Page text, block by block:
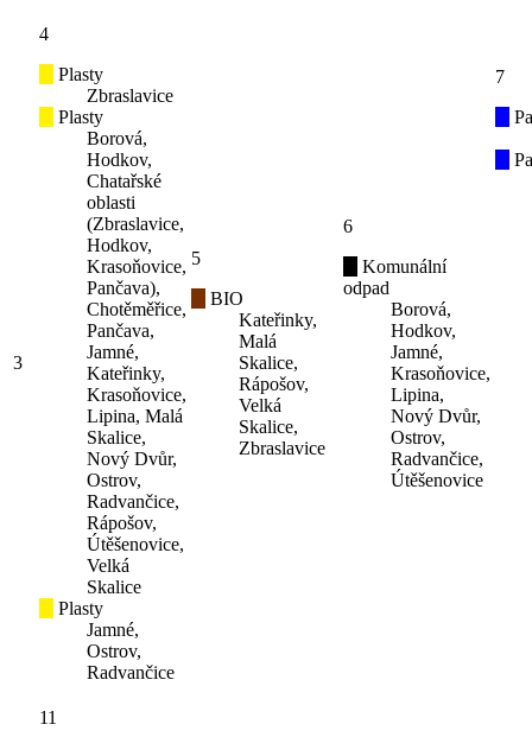
3
4
Plasty
Zbraslavice
Plasty
Borová,
Hodkov,
Chatařské
oblasti
(Zbraslavice,
Hodkov,
Krasoňovice,
Pančava),
Chotěměřice,
Pančava,
Jamné,
Kateřinky,
Krasoňovice,
Lipina, Malá
Skalice,
Nový Dvůr,
Ostrov,
Radvančice,
Rápošov,
Útěšenovice,
Velká
Skalice
Plasty
Jamné,
Ostrov,
Radvančice
5
BIO
Kateřinky,
Malá
Skalice,
Rápošov,
Velká
Skalice,
Zbraslavice
6
Komunální
odpad
Borová,
Hodkov,
Jamné,
Krasoňovice,
Lipina,
Nový Dvůr,
Ostrov,
Radvančice,
Útěšenovice
7
11